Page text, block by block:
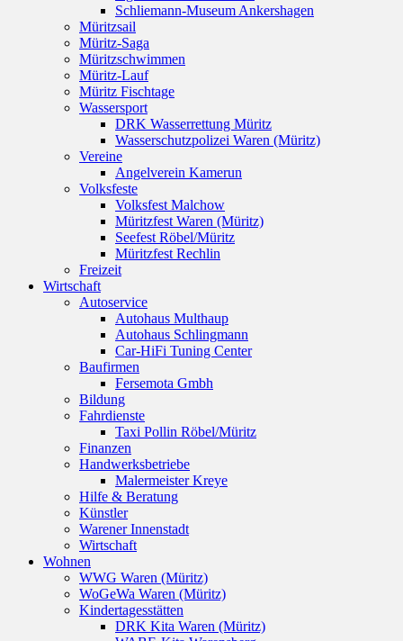
Schliemann-Museum Ankershagen
Müritzsail
Müritz-Saga
Müritzschwimmen
Müritz-Lauf
Müritz Fischtage
Wassersport
DRK Wasserrettung Müritz
Wasserschutzpolizei Waren (Müritz)
Vereine
Angelverein Kamerun
Volksfeste
Volksfest Malchow
Müritzfest Waren (Müritz)
Seefest Röbel/Müritz
Müritzfest Rechlin
Freizeit
Wirtschaft
Autoservice
Autohaus Multhaup
Autohaus Schlingmann
Car-HiFi Tuning Center
Baufirmen
Fersemota Gmbh
Bildung
Fahrdienste
Taxi Pollin Röbel/Müritz
Finanzen
Handwerksbetriebe
Malermeister Kreye
Hilfe & Beratung
Künstler
Warener Innenstadt
Wirtschaft
Wohnen
WWG Waren (Müritz)
WoGeWa Waren (Müritz)
Kindertagesstätten
DRK Kita Waren (Müritz)